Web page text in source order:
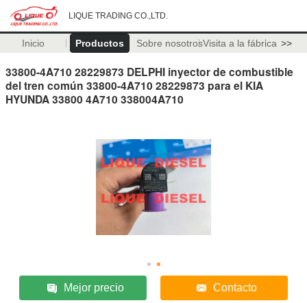
LIQUE TRADING CO.,LTD.
Inicio Productos Sobre nosotrosVisita a la fábrica >>
33800-4A710 28229873 DELPHI inyector de combustible
del tren común 33800-4A710 28229873 para el KIA
HYUNDA 33800 4A710 338004A710
Mejor precio Contacto